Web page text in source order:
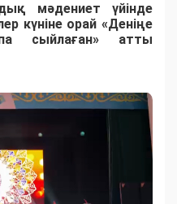
мәдениет үйінде
күніне орай «Деніңе
сыйлаған» атты